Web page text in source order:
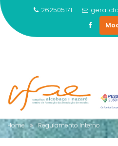
262505171
REGULAMENTO
Home Regulamento Interno